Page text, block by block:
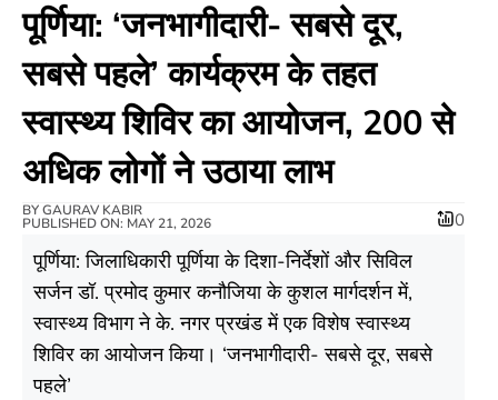
​पूर्णिया: ‘जनभागीदारी- सबसे दूर,
सबसे पहले’ कार्यक्रम के तहत
स्वास्थ्य शिविर का आयोजन, 200 से
अधिक लोगों ने उठाया लाभ
BYGAURAV KABIR
PUBLISHED ON: MAY 21, 2026 0
​पूर्णिया: जिलाधिकारी पूर्णिया के दिशा-निर्देशों और सिविल
सर्जन डॉ. प्रमोद कुमार कनौजिया के कुशल मार्गदर्शन में,
स्वास्थ्य विभाग ने के. नगर प्रखंड में एक विशेष स्वास्थ्य
शिविर का आयोजन किया। ‘जनभागीदारी- सबसे दूर, सबसे
पहले’